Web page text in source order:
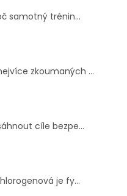
samotný trénin...
zkoumaných ...
cíle bezpe...
je fy...